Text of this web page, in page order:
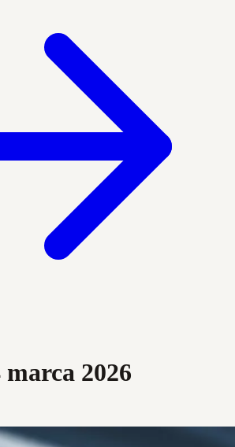
2026